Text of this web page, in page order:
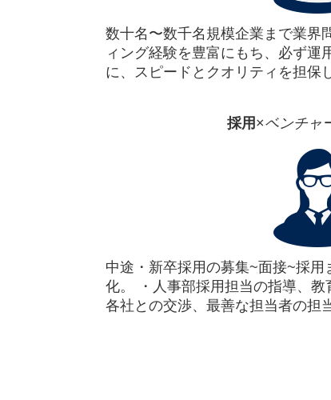
数十名〜数千名規模企業まで業界
ィング経験を豊富にもち、必ず運
に、スピードとクオリティを担保
採用 ×ベンチャ
中途・新卒採用の募集~面接~採
化。 ・人事部採用担当の指導、
各社との交渉、最善な担当者の担